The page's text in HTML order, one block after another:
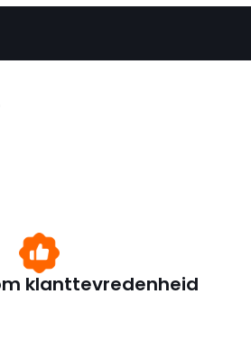
klanttevredenheid